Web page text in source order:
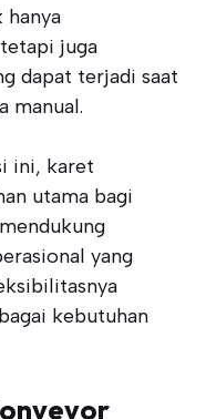
hanya
juga
dapat terjadi saat
manual.
ini, karet
utama bagi
yang
kebutuhan